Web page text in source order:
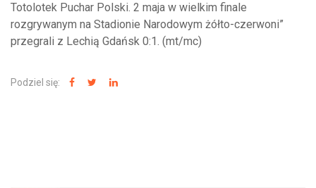
Totolotek Puchar Polski. 2 maja w wielkim finale
rozgrywanym na Stadionie Narodowym żółto-czerwoni”
przegrali z Lechią Gdańsk 0:1. (mt/mc)
Podziel się: